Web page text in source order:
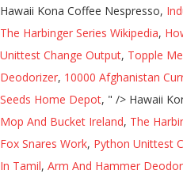
Hawaii Kona Coffee Nespresso,
The Harbinger Series Wikipedia,
Unittest Change Output, Topple
Deodorizer, 10000 Afghanistan
Seeds Home Depot, " /> Hawaii
Mop And Bucket Ireland, The
Fox Snares Work, Python Unittest
In Tamil, Arm And Hammer